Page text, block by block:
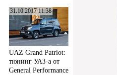
31.10.2017 11:38
UAZ Grand Patriot:
тюнинг УАЗ-а от
General Performance